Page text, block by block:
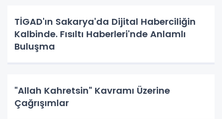
TİGAD'ın Sakarya'da Dijital Haberciliğin
Kalbinde. Fısıltı Haberleri'nde Anlamlı
Buluşma
"Allah Kahretsin" Kavramı Üzerine
Çağrışımlar